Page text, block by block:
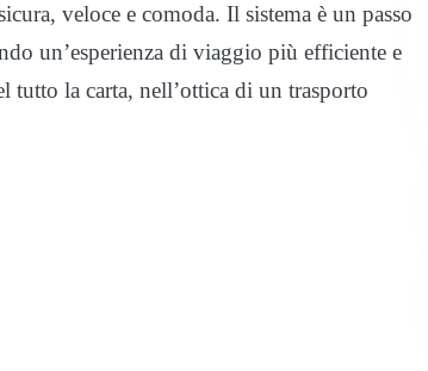
veloce e comoda. Il sistema è un passo
un’esperienza di viaggio più efficiente e
tutto la carta, nell’ottica di un trasporto